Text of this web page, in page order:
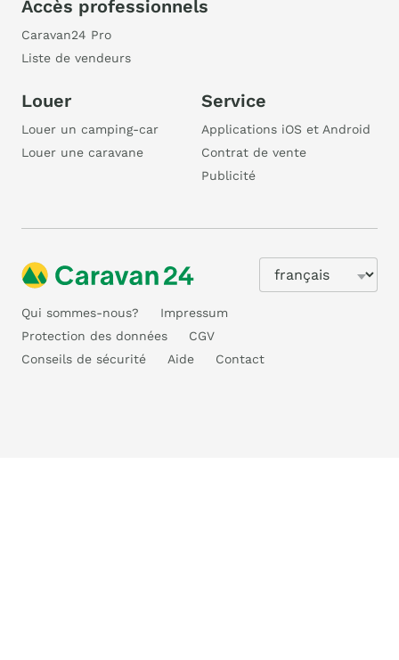
Accès professionnels
Caravan24 Pro
Liste de vendeurs
Louer
Louer un camping-car
Louer une caravane
Service
Applications iOS et Android
Contrat de vente
Publicité
Qui sommes-nous?
Impressum
Protection des données
CGV
Conseils de sécurité
Aide Contact